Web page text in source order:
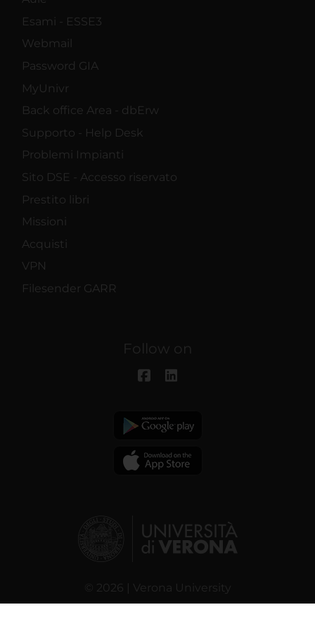
Esami - ESSE3
Webmail
Password GIA
MyUnivr
Back office Area - dbErw
Supporto - Help Desk
Problemi Impianti
Sito DSE - Accesso riservato
Prestito libri
Missioni
Acquisti
VPN
Filesender GARR
Follow on
© 2026 | Verona University